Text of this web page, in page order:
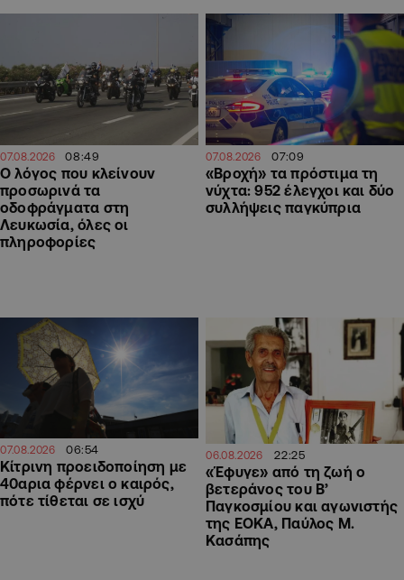
07.08.2026 08:49
Ο λόγος που κλείνουν
προσωρινά τα
οδοφράγματα στη
Λευκωσία, όλες οι
πληροφορίες
07.08.2026 07:09
«Βροχή» τα πρόστιμα τη
νύχτα: 952 έλεγχοι και δύο
συλλήψεις παγκύπρια
07.08.2026 06:54
Κίτρινη προειδοποίηση με
40αρια φέρνει ο καιρός,
πότε τίθεται σε ισχύ
06.08.2026 22:25
«Έφυγε» από τη ζωή ο
βετεράνος του Β’
Παγκοσμίου και αγωνιστής
της ΕΟΚΑ, Παύλος Μ.
Κασάπης